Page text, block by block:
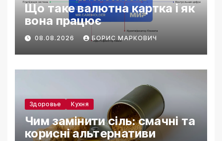
Що таке валютна картка і як
вона працює
08.08.2026 БОРИС МАРКОВИЧ
Здоровье Кухня
Чим замінити сіль: смачні та
корисні альтернативи